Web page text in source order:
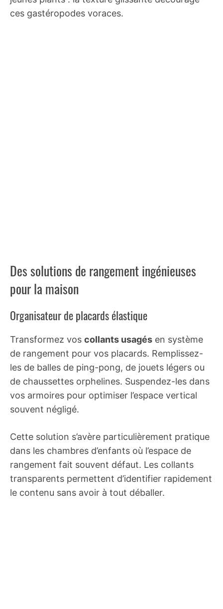
ces gastéropodes voraces.
Des solutions de rangement ingénieuses
pour la maison
Organisateur de placards élastique
Transformez vos collants usagés en système
de rangement pour vos placards. Remplissez-
les de balles de ping-pong, de jouets légers ou
de chaussettes orphelines. Suspendez-les dans
vos armoires pour optimiser l’espace vertical
souvent négligé.
Cette solution s’avère particulièrement pratique
dans les chambres d’enfants où l’espace de
rangement fait souvent défaut. Les collants
transparents permettent d’identifier rapidement
le contenu sans avoir à tout déballer.